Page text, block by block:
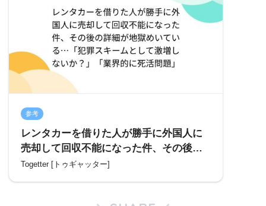
参考
レンタカーを借りた人が勝手に外国人に
売却して回収不能になった件、その後の
詳細が地獄めいている…「犯罪スキーム
Togetter [トゥギャッター]